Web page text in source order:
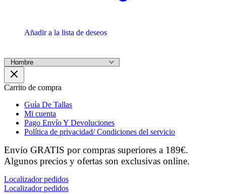
Añadir a la lista de deseos
Carrito de compra
Guía De Tallas
Mi cuenta
Pago Envío Y Devoluciones
Política de privacidad/ Condiciones del servicio
Envío GRATIS por compras superiores a 189€.
Algunos precios y ofertas son exclusivas online.
Localizador pedidos
Localizador pedidos